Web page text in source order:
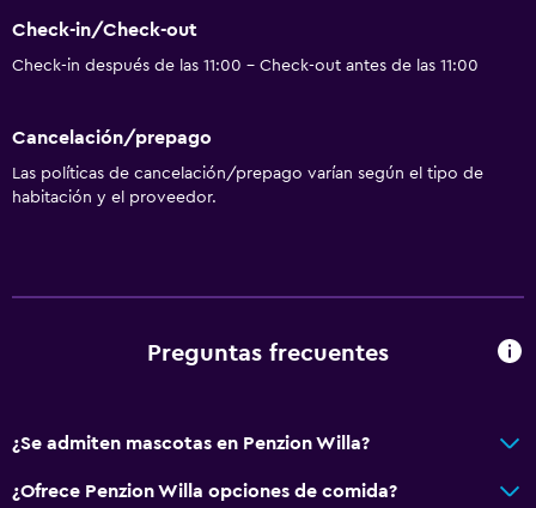
Check-in/Check-out
Check-in después de las 11:00 - Check-out antes de las 11:00
Cancelación/prepago
Las políticas de cancelación/prepago varían según el tipo de
habitación y el proveedor.
Preguntas frecuentes
¿Se admiten mascotas en Penzion Willa?
¿Ofrece Penzion Willa opciones de comida?